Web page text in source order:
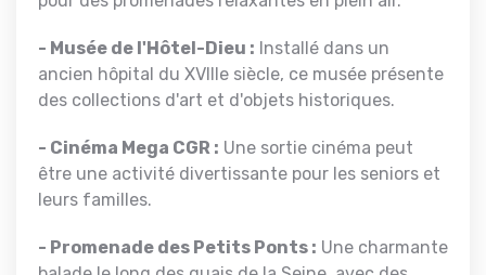
- Musée de l'Hôtel-Dieu : Installé dans un
ancien hôpital du XVIIIe siècle, ce musée présente
des collections d'art et d'objets historiques.
- Cinéma Mega CGR : Une sortie cinéma peut
être une activité divertissante pour les seniors et
leurs familles.
- Promenade des Petits Ponts : Une charmante